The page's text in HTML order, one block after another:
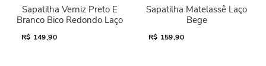
Sapatilha Verniz Preto E
Branco Bico Redondo Laço
R$ 149,90
Sapatilha Matelassê Laço
Bege
R$ 159,90